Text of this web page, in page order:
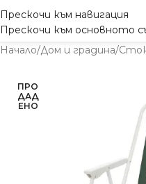
Прескочи към навигация
Прескочи към основното
Начало/Дом и градина/
ПРО
ДАД
ЕНО